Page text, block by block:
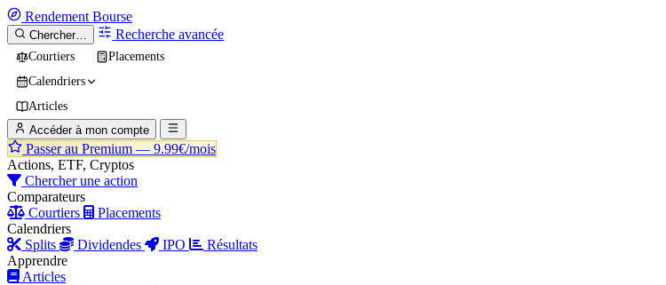
Rendement Bourse
Chercher… Recherche avancée
Courtiers
Placements
Calendriers
Articles
Accéder à mon compte
Passer au Premium — 9.99€/mois
Actions, ETF, Cryptos
Chercher une action
Comparateurs
Courtiers
Placements
Calendriers
Splits
Dividendes IPO
Résultats
Apprendre
Articles